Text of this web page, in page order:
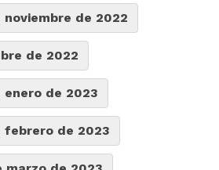
de 2022
de 2022
enero de 2023
febrero de 2023